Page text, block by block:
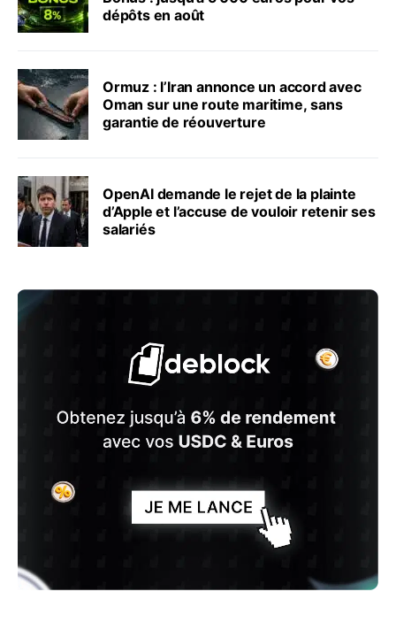
dépôts en août
Ormuz : l’Iran annonce un accord avec
Oman sur une route maritime, sans
garantie de réouverture
OpenAI demande le rejet de la plainte
d’Apple et l’accuse de vouloir retenir ses
salariés